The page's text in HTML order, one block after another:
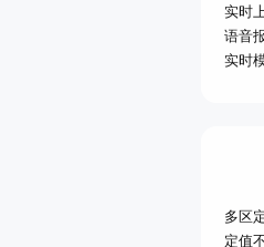
实时
语音
实时
多区
定值